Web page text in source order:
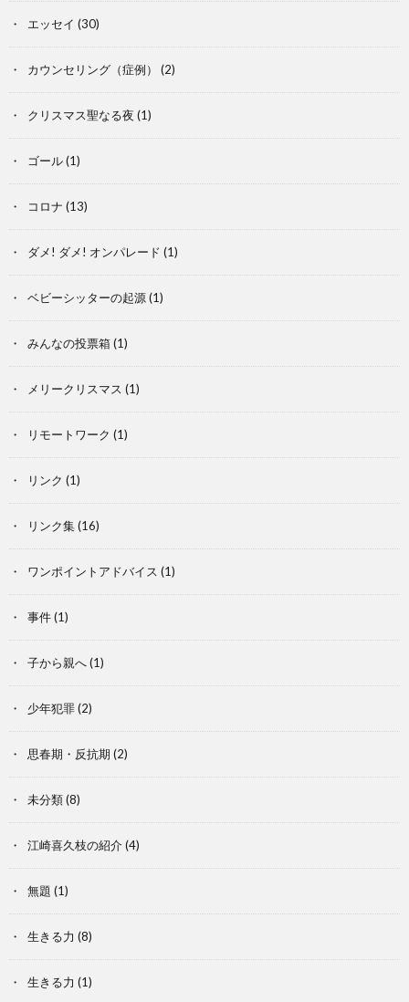
エッセイ (30)
カウンセリング（症例） (2)
クリスマス聖なる夜 (1)
ゴール(1)
コロナ (13)
ダメ! ダメ! オンパレード (1)
ベビーシッターの起源(1)
みんなの投票箱(1)
メリークリスマス (1)
リモートワーク (1)
リンク (1)
リンク集(16)
ワンポイントアドバイス (1)
事件(1)
子から親へ(1)
少年犯罪(2)
思春期・反抗期 (2)
未分類(8)
江崎喜久枝の紹介(4)
無題 (1)
生きる力 (8)
生きる力 (1)